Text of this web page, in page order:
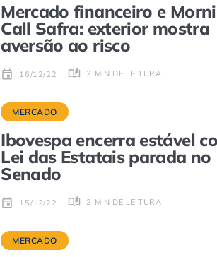
Mercado financeiro e
Call Safra: exterior mostra
aversão ao risco
16/12/22 2 MIN DE LEITURA
MERCADO
Ibovespa encerra estável
Lei das Estatais parada no
Senado
15/12/22 2 MIN DE LEITURA
MERCADO